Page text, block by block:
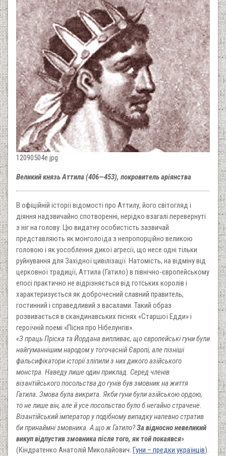
12090504e.jpg
Великий князь Аттила (406—453), покровитель аріянства
В офіційній історії відомості про Аттилу, його світогляд і
діяння надзвичайно спотворенні, нерідко взагалі перевернуті
з ніг на голову. Цю видатну особистість зазвичай
представляють як монголоїда з непропорційно великою
головою і як уособлення дикої агресії, що несе одні тільки
руйнування для Західної цивілізації. Натомість, на відміну від
церковної традиції, Аттила (Гатило) в північно-європейському
епосі практично не відрізняється від готських королів і
характеризується як доброчесний славний правитель,
гостинний і справедливий з васалами. Такий образ
розвивається в скандинавських піснях «Старшої Едди» і
героїчній поемі «Пісня про Нібелунгів».
«З праць Пріска та Йордана випливає, що європейські гуни були
найгуманнішим народом у тогочасній Європі, але пізніші
фальсифікатори історії зліпили з них дикого азійського
монстра. Наведу лише один приклад. Серед членів
візантійського посольства до гунів був змовник на життя
Гатила. Змова була викрита. Якби гуни були азійською ордою,
то не лише він, але й усе посольство було б негайно страчене.
Візантійський імператор у подібному випадку напевно стратив
би принаймні змовника. А що ж Гатило?За відносно невеликий
викуп відпустив змовника після того, як той покаявся»
(Кіндратенко Анатолій Миколайович. Гуни – предки українців).